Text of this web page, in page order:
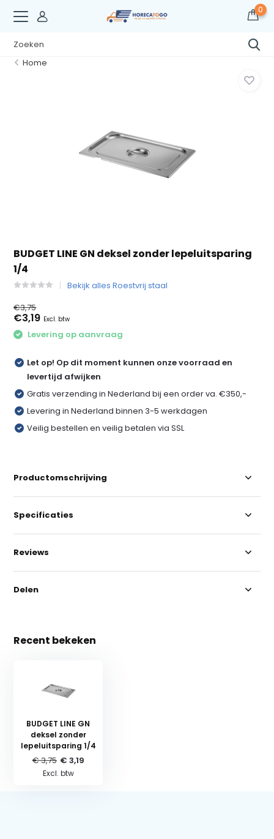
0
Home
BUDGET LINE GN deksel zonder lepeluitsparing
1/4
Bekijk alles Roestvrij staal
€3,75
€3,19 Excl. btw
Levering op aanvraag
Let op! Op dit moment kunnen onze voorraad en
levertijd afwijken
Gratis verzending in Nederland bij een order va. €350,-
Levering in Nederland binnen 3-5 werkdagen
Veilig bestellen en veilig betalen via SSL
Productomschrijving
Specificaties
Reviews
Delen
Recent bekeken
BUDGET LINE GN
deksel zonder
lepeluitsparing 1/4
€ 3,75 € 3,19
Excl. btw